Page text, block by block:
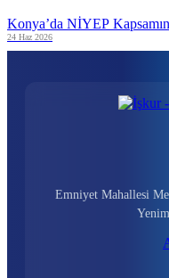
Konya’da NİYEP
24 Haz 2026
Emniyet Mahallesi